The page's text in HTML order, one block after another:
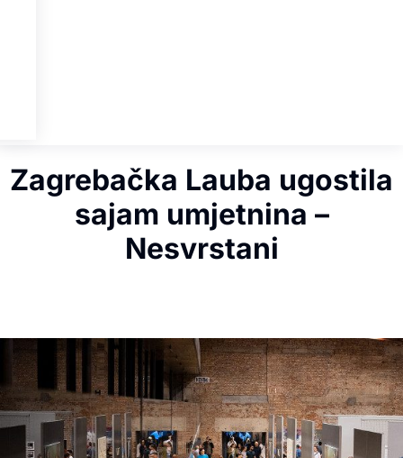
Zagrebačka Lauba ugostila
sajam umjetnina –
Nesvrstani